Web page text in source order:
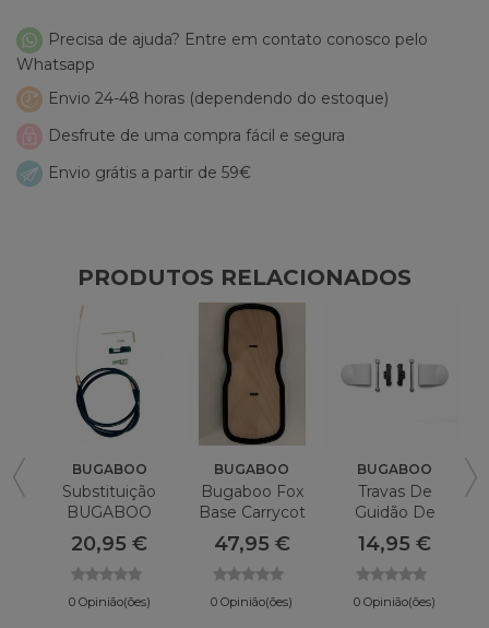
Precisa de ajuda? Entre em contato conosco pelo
Whatsapp
Envio 24-48 horas (dependendo do estoque)
Desfrute de uma compra fácil e segura
Envio grátis a partir de 59€
PRODUTOS RELACIONADOS
BUGABOO
Substituição
BUGABOO
Cabo De Freio
Cameleon
20,95 €
0 Opinião(ões)
BUGABOO
Bugaboo Fox
Base Carrycot
47,95 €
0 Opinião(ões)
BUGABOO
Travas De
Guidão De
Substituição
BUGABOO Bee
5
14,95 €
0 Opinião(ões)